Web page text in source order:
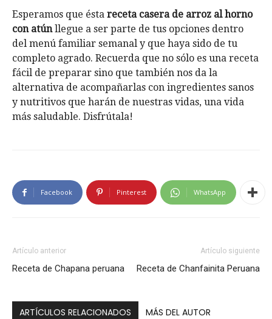
Esperamos que ésta receta casera de arroz al horno
con atúnllegue a ser parte de tus opciones dentro
del menú familiar semanal y que haya sido de tu
completo agrado. Recuerda que no sólo es una receta
fácil de preparar sino que también nos da la
alternativa de acompañarlas con ingredientes sanos
y nutritivos que harán de nuestras vidas, una vida
más saludable. Disfrútala!
Facebook Pinterest WhatsApp
Artículo anterior
Receta de Chapana peruana
Artículo siguiente
Receta de Chanfainita Peruana
ARTÍCULOS RELACIONADOS MÁS DEL AUTOR